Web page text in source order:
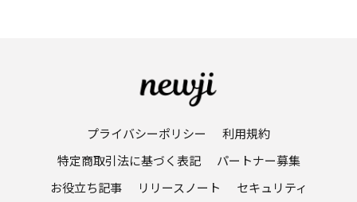
プライバシーポリシー
利用規約
特定商取引法に基づく表記
パートナー募集
お役立ち記事
リリースノート セキュリティ